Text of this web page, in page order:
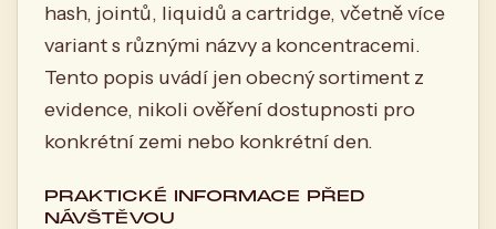
hash, jointů, liquidů a cartridge, včetně více
variant s různými názvy a koncentracemi.
Tento popis uvádí jen obecný sortiment z
evidence, nikoli ověření dostupnosti pro
konkrétní zemi nebo konkrétní den.
PRAKTICKÉ INFORMACE PŘED
NÁVŠTĚVOU